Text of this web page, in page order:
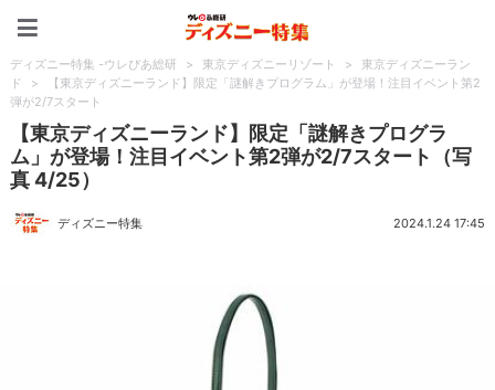
ディズニー特集 -ウレぴあ総研 > 東京ディズニーリゾート >
東京ディズニーラン
ド
>
【東京ディズニーランド】限定「謎解きプログラム」が登場！注目イベント第2
弾が2/7スタート
【東京ディズニーランド】限定「謎解きプログラ
ム」が登場！注目イベント第2弾が2/7スタート（写
真 4/25）
ディズニー特集 2024.1.24 17:45